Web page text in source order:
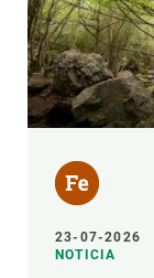
23-07-2026
NOTICIA